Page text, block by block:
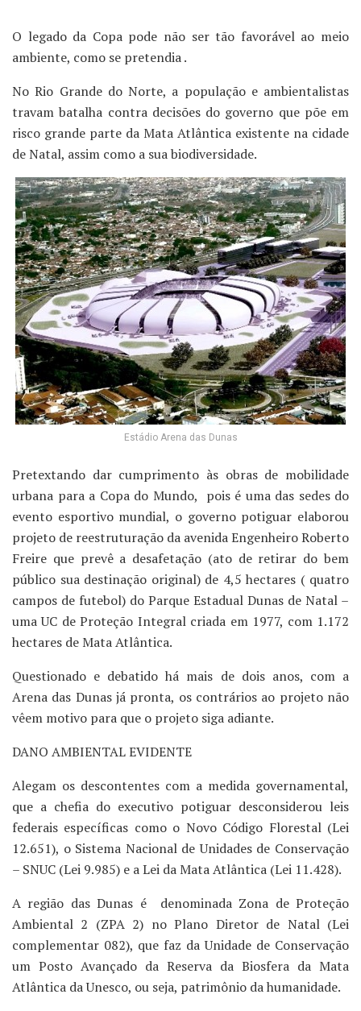
O legado da Copa pode não ser tão favorável ao meio
ambiente, como se pretendia .
No Rio Grande do Norte, a população e ambientalistas
travam batalha contra decisões do governo que põe em
risco grande parte da Mata Atlântica existente na cidade
de Natal, assim como a sua biodiversidade.
Estádio Arena das Dunas
Pretextando dar cumprimento às obras de mobilidade
urbana para a Copa do Mundo, pois é uma das sedes do
evento esportivo mundial, o governo potiguar elaborou
projeto de reestruturação da avenida Engenheiro Roberto
Freire que prevê a desafetação (ato de retirar do bem
público sua destinação original) de 4,5 hectares ( quatro
campos de futebol) do Parque Estadual Dunas de Natal –
uma UC de Proteção Integral criada em 1977, com 1.172
hectares de Mata Atlântica.
Questionado e debatido há mais de dois anos, com a
Arena das Dunas já pronta, os contrários ao projeto não
vêem motivo para que o projeto siga adiante.
DANO AMBIENTAL EVIDENTE
Alegam os descontentes com a medida governamental,
que a chefia do executivo potiguar desconsiderou leis
federais específicas como o Novo Código Florestal (Lei
12.651), o Sistema Nacional de Unidades de Conservação
– SNUC (Lei 9.985) e a Lei da Mata Atlântica (Lei 11.428).
A região das Dunas é denominada Zona de Proteção
Ambiental 2 (ZPA 2) no Plano Diretor de Natal (Lei
complementar 082), que faz da Unidade de Conservação
um Posto Avançado da Reserva da Biosfera da Mata
Atlântica da Unesco, ou seja, patrimônio da humanidade.